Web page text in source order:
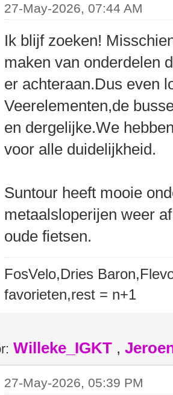
27-May-2026, 07:44 AM
Ik blijf zoeken!
maken van onderdelen
er achteraan.Dus even
Veerelementen,de
en dergelijke.We
voor alle duidelijkheid.
Suntour heeft mooie
metaalsloperijen weer
oude fietsen.
FosVelo,Dries
favorieten,rest = n+1
Willeke_IGKT ,
27-May-2026, 05:39 PM